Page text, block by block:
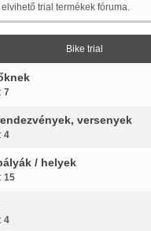
trial termékek fóruma.
Bike trial
7
versenyek
4
/ helyek
15
4